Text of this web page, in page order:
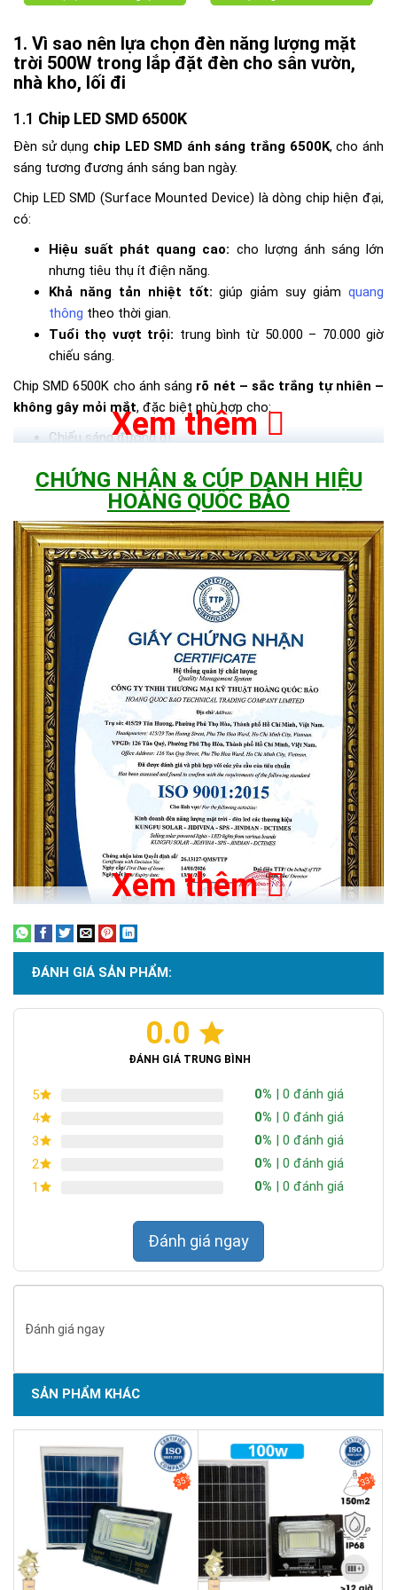
Vì sao nên lựa chọn đèn năng lượng mặt
trời 500W trong lắp đặt đèn cho sân vườn,
nhà kho, lối đi
Chip LED SMD 6500K
Đèn sử dụng chip LED SMD ánh sáng trắng 6500K, cho ánh
sáng tương đương ánh sáng ban ngày.
Chip LED SMD (Surface Mounted Device) là dòng chip hiện đại,
có:
Hiệu suất phát quang cao: cho lượng ánh sáng lớn
nhưng tiêu thụ ít điện năng.
Khả năng tản nhiệt tốt:giúp giảm suy giảmquang
thông theo thời gian.
Tuổi thọ vượt trội: trung bình từ 50.000 – 70.000 giờ
chiếu sáng.
Chip SMD 6500K cho ánh sáng rõ nét – sắc trắng tự nhiên –
không gây mỏi mắt, đặc biệt phù hợp cho:
Chiếu sáng đường đi.
Sân vườn, bãi xe, công trình ngoài trời.
>>> Xem thêm:Đèn năng lượng mặt trờiBH 5 năm chỉ từ
345k.
Tấm pin đa tinh thể
Tấm pin năng lượng mặt trời đa tinh thể kích thước 530 x 350
x 17mm
đóng vai trò thu năng lượng mặt trời và chuyển hóa
thành điện năng.
Xem thêm
CHỨNG NHẬN & CÚP DANH HIỆU
HOÀNG QUỐC BẢO
Chứng nhận ISO 9001:2015
SẢN PHẨM CHẤT LƯỢNG - DỊCH VỤ TIN DÙNG LẦN VII - 2020
Xem thêm
ĐÁNH GIÁ SẢN PHẨM:
0.0
ĐÁNH GIÁ TRUNG BÌNH
5 0% | 0 đánh giá
4
0% | 0 đánh giá
3
0% | 0 đánh giá
2
0% | 0 đánh giá
1
0% | 0 đánh giá
Đánh giá ngay
Đánh giá ngay
SẢN PHẨM KHÁC
35% 33%